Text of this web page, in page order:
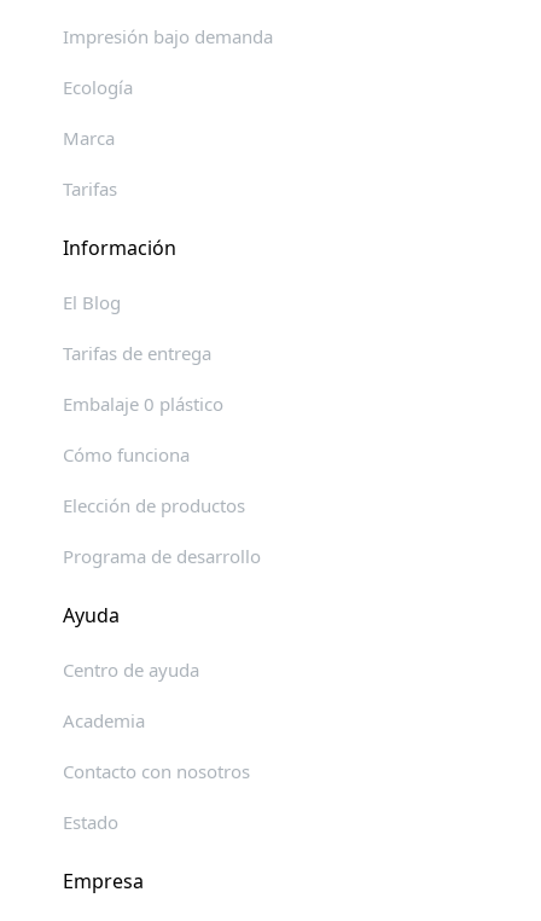
Impresión bajo demanda
Ecología
Marca
Tarifas
Información
El Blog
Tarifas de entrega
Embalaje 0 plástico
Cómo funciona
Elección de productos
Programa de desarrollo
Ayuda
Centro de ayuda
Academia
Contacto con nosotros
Estado
Empresa